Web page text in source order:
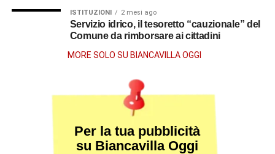
ISTITUZIONI 2 mesi ago
Servizio idrico, il tesoretto “cauzionale” del
Comune da rimborsare ai cittadini
MORE SOLO SU BIANCAVILLA OGGI
Per la tua pubblicità
su Biancavilla Oggi